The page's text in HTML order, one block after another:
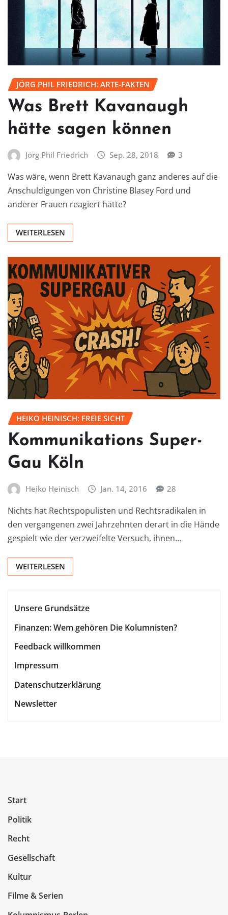
JÖRG PHIL FRIEDRICH: ARTE-FAKTEN
Was Brett Kavanaugh
hätte sagen können
Jörg Phil Friedrich Sep. 28, 2018 3
Was wäre, wenn Brett Kavanaugh ganz anderes auf die
Anschuldigungen von Christine Blasey Ford und
anderer Frauen reagiert hätte?
WEITERLESEN
HEIKO HEINISCH: FREIE SICHT
Kommunikations Super-
Gau Köln
Heiko Heinisch Jan. 14, 2016 28
Nichts hat Rechtspopulisten und Rechtsradikalen in
den vergangenen zwei Jahrzehnten derart in die Hände
gespielt wie der verzweifelte Versuch, ihnen…
WEITERLESEN
Unsere Grundsätze
Finanzen: Wem gehören Die Kolumnisten?
Feedback willkommen
Impressum
Datenschutzerklärung
Newsletter
Start
Politik
Recht
Gesellschaft
Kultur
Filme & Serien